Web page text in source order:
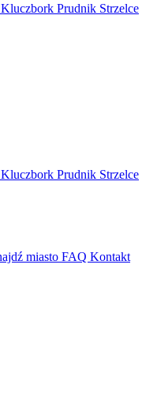
Kluczbork Prudnik Strzelce
Kluczbork Prudnik Strzelce
miasto FAQ Kontakt